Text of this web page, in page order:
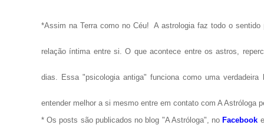
*Assim na Terra como no Céu! A astrologia faz todo o
relação íntima entre si. O que acontece entre os astros,
dias. Essa "psicologia antiga" funciona como uma
entender melhor a si mesmo entre em contato com A Astróloga
* Os posts são publicados no blog "A Astróloga", no Facebook